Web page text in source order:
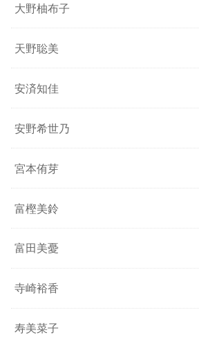
大野柚布子
天野聡美
安済知佳
安野希世乃
宮本侑芽
富樫美鈴
富田美憂
寺崎裕香
寿美菜子